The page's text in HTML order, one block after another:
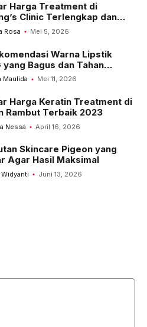
Harga Treatment di
Clinic Terlengkap dan
2023
Rosa Mei 5, 2026
Warna Lipstik
yang Bagus dan Tahan
Maulida Mei 11, 2026
Harga Keratin Treatment di
Rambut Terbaik 2023
Nessa April 16, 2026
Skincare Pigeon yang
Agar Hasil Maksimal
Widyanti Juni 13, 2026